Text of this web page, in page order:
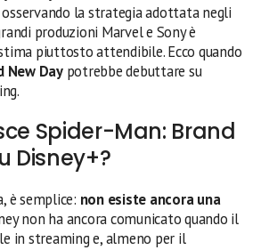
osservando la strategia adottata negli
produzioni Marvel e Sony è
piuttosto attendibile. Ecco quando
New Daypotrebbe debuttare su
Spider-Man: Brand
Disney+?
è semplice: non esiste ancora una
non ha ancora comunicato quando il
in streaming e, almeno per il